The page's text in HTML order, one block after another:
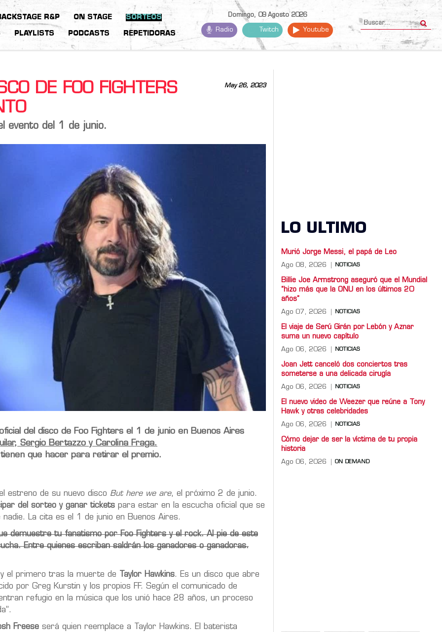
R&P ON STAGE SORTEOS
PLAYLISTS PODCASTS REPETIDORAS
Domingo, 09 Agosto 2026
Radio Twitch Youtube
May 26, 2023
DE FOO FIGHTERS
evento del 1 de junio.
del disco de Foo Fighters el 1 de junio en Buenos Aires
Sergio Bertazzo y Carolina Fraga.
que hacer para retirar el premio.
estreno de su nuevo disco But here we are, el próximo 2 de junio.
del sorteo y ganar tickets para estar en la escucha oficial que se
La cita es el 1 de junio en Buenos Aires.
demuestre tu fanatismo por Foo Fighters y el rock. Al pie de este
Entre quienes escriban saldrán los ganadores o ganadoras.
y el primero tras la muerte de Taylor Hawkins. Es un disco que abre
por Greg Kurstin y los propios FF. Según el comunicado de
refugio en la música que los unió hace 28 años, un proceso
Freese será quien reemplace a Taylor Hawkins. El baterista
LO ULTIMO
Murió Jorge Messi, el papá de Leo
Ago 08, 2026 NOTICIAS
Billie Joe Armstrong aseguró que el Mundial
“hizo más que la ONU en los últimos 20
años”
Ago 07, 2026 NOTICIAS
El viaje de Serú Girán por Lebón y Aznar
suma un nuevo capítulo
Ago 06, 2026 NOTICIAS
Joan Jett canceló dos conciertos tras
someterse a una delicada cirugía
Ago 06, 2026 NOTICIAS
El nuevo video de Weezer que reúne a Tony
Hawk y otras celebridades
Ago 06, 2026 NOTICIAS
Cómo dejar de ser la víctima de tu propia
historia
Ago 06, 2026 ON DEMAND